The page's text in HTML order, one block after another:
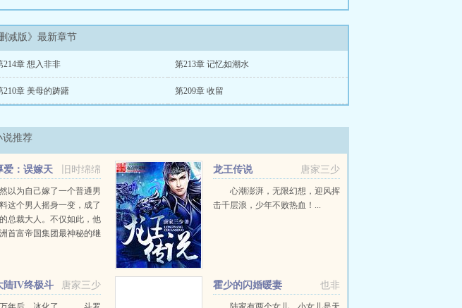
减版》最新章节
214章 想入非非 第213章 记忆如潮水
210章 美母的踌躇 第209章 收留
说推荐
旧时绵绵
爱：误嫁天
以为自己嫁了一个普通男
这个男人摇身一变，成了
总裁大人。不仅如此，他
首富帝国集团最神秘的继
。...
唐家三少
龙王传说
心潮澎湃，无限幻想，迎风挥
击千层浪，少年不败热血！...
唐家三少
陆IV终极斗
也非
霍少的闪婚暖妻